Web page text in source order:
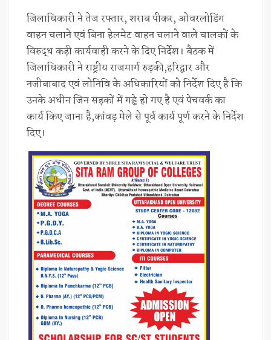
जिलाधिकारी ने तेज रफ्तार, शराब पीकर, ओवरलोडिंग
वाहन चलाने एवं बिना हेलमेट वाहन चलाने वाले चालकों के
विरुद्ध कड़ी कार्यवाही करने के दिए निर्देश। बैठक में
जिलाधिकारी ने राष्ट्रीय राजमार्ग रुड़की,हरिद्वार और
नजीबाबाद एवं लोनिवि के अधिकारियों को निर्देश दिए है कि
उनके अधीन जिन सड़कों में गड्ढे हो गए है एवं पेचवर्क का
कार्य किए जाना है,कांवड़ मेले से पूर्व कार्य पूर्ण करने के निर्देश
दिए।